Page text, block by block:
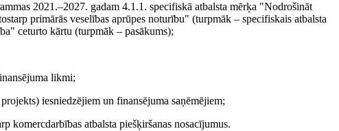
2021.–2027. gadam 4.1.1. specifiskā atbalsta mērķa "Nodrošināt
primārās veselības aprūpes noturību" (turpmāk – specifiskais atbalsta
ceturto kārtu (turpmāk – pasākums);
likmi;
iesniedzējiem un finansējuma saņēmējiem;
komercdarbības atbalsta piešķiršanas nosacījumus.